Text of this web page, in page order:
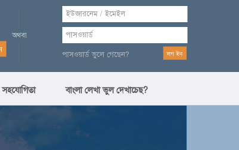
পাসওয়ার্ড ভুলে গেছেন?
সহযোগিতা বাংলা লেখা ভুল দেখাচেছ?